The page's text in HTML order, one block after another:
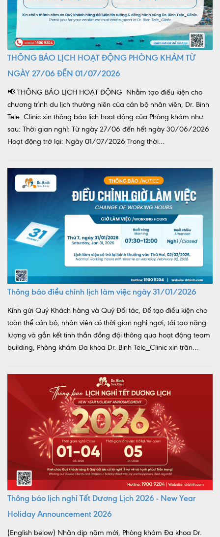
THÔNG BÁO LỊCH HOẠT ĐỘNG PHÒNG KHÁM TỪ
NGÀY 27/06 ĐẾN 01/07/2026
📢 THÔNG BÁO LỊCH HOẠT ĐỘNG Nhằm tạo điều kiện cho
chương trình du lịch thường niên của cán bộ nhân viên, Dr. Binh
Tele_Clinic xin thông báo lịch hoạt động của Phòng khám như
sau: Thời gian nghỉ: Từ ngày 27/06 đến hết ngày 30/06/2026
Hoạt động trở lại: Ngày 01/07/2026 Trong thời...
Thông báo điều chỉnh lịch làm việc ngày 31/01/2026
Kính gửi Quý Khách hàng và Quý Đối tác, Để tạo điều kiện cho
toàn thể cán bộ, nhân viên có thời gian nghỉ ngơi, tái tạo năng
lượng và gắn kết tinh thần đồng đội thông qua hoạt động team
building, Phòng khám Đa khoa Dr. Binh Tele_Clinic xin trân...
Thông báo lịch nghỉ Tết Dương Lịch 2026 - New Year
Holiday Announcement 2026
(English below) Nhân dịp năm mới, Phòng khám Đa khoa Dr.